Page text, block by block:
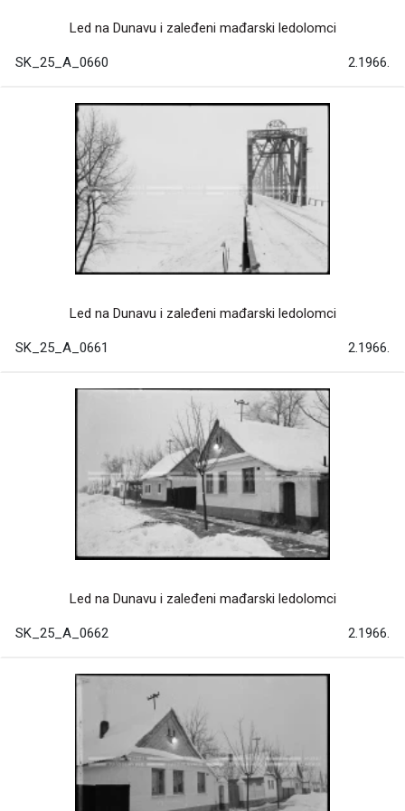
Led na Dunavu i zaleđeni mađarski ledolomci
SK_25_A_0660 2.1966.
Led na Dunavu i zaleđeni mađarski ledolomci
SK_25_A_0661 2.1966.
Led na Dunavu i zaleđeni mađarski ledolomci
SK_25_A_0662 2.1966.